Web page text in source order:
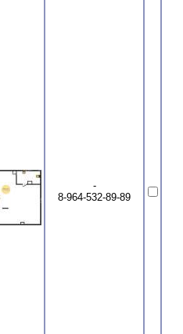
-
8-964-532-89-89